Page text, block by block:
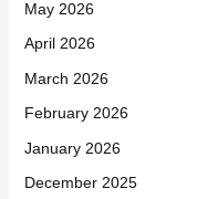
May 2026
April 2026
March 2026
February 2026
January 2026
December 2025